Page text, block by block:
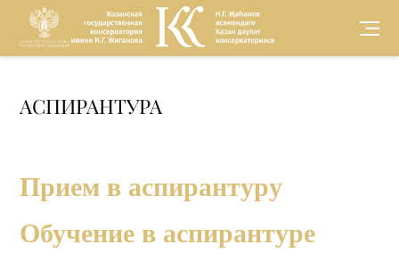
АСПИРАНТУРА
Прием в аспирантуру
Обучение в аспирантуре
слабовидящих